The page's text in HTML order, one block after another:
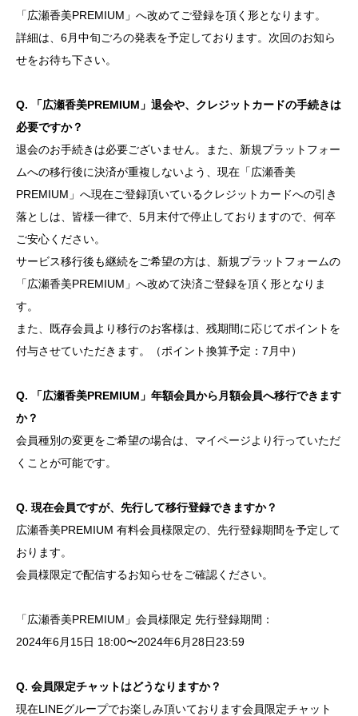
「広瀬香美PREMIUM」へ改めてご登録を頂く形となります。
詳細は、6月中旬ごろの発表を予定しております。次回のお知ら
せをお待ち下さい。
Q. 「広瀬香美PREMIUM」退会や、クレジットカードの手続きは
必要ですか？
退会のお手続きは必要ございません。また、新規プラットフォー
ムへの移行後に決済が重複しないよう、現在「広瀬香美
PREMIUM」へ現在ご登録頂いているクレジットカードへの引き
落としは、皆様一律で、5月末付で停止しておりますので、何卒
ご安心ください。
サービス移行後も継続をご希望の方は、新規プラットフォームの
「広瀬香美PREMIUM」へ改めて決済ご登録を頂く形となりま
す。
また、既存会員より移行のお客様は、残期間に応じてポイントを
付与させていただきます。（ポイント換算予定：7月中）
Q. 「広瀬香美PREMIUM」年額会員から月額会員へ移行できます
か？
会員種別の変更をご希望の場合は、マイページより行っていただ
くことが可能です。
Q. 現在会員ですが、先行して移行登録できますか？
広瀬香美PREMIUM 有料会員様限定の、先行登録期間を予定して
おります。
会員様限定で配信するお知らせをご確認ください。
「広瀬香美PREMIUM」会員様限定 先行登録期間：
2024年6月15日 18:00〜2024年6月28日23:59
Q. 会員限定チャットはどうなりますか？
現在LINEグループでお楽しみ頂いております会員限定チャット